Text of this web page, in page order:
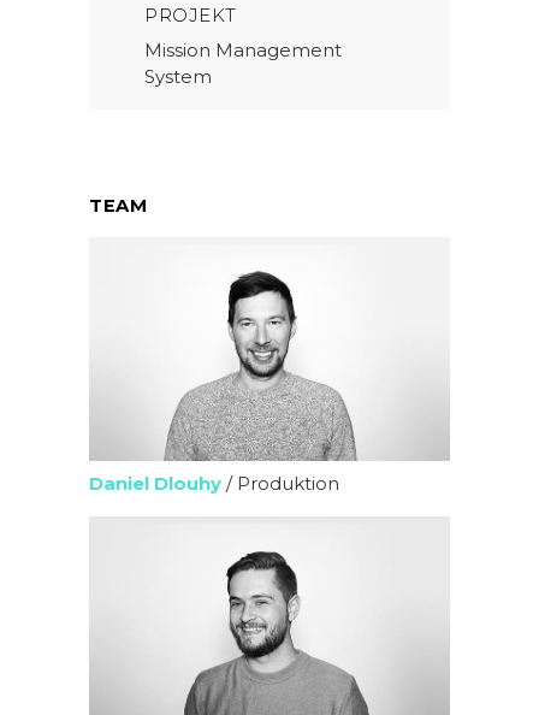
PROJEKT
Mission Management
System
TEAM
Daniel Dlouhy / Produktion